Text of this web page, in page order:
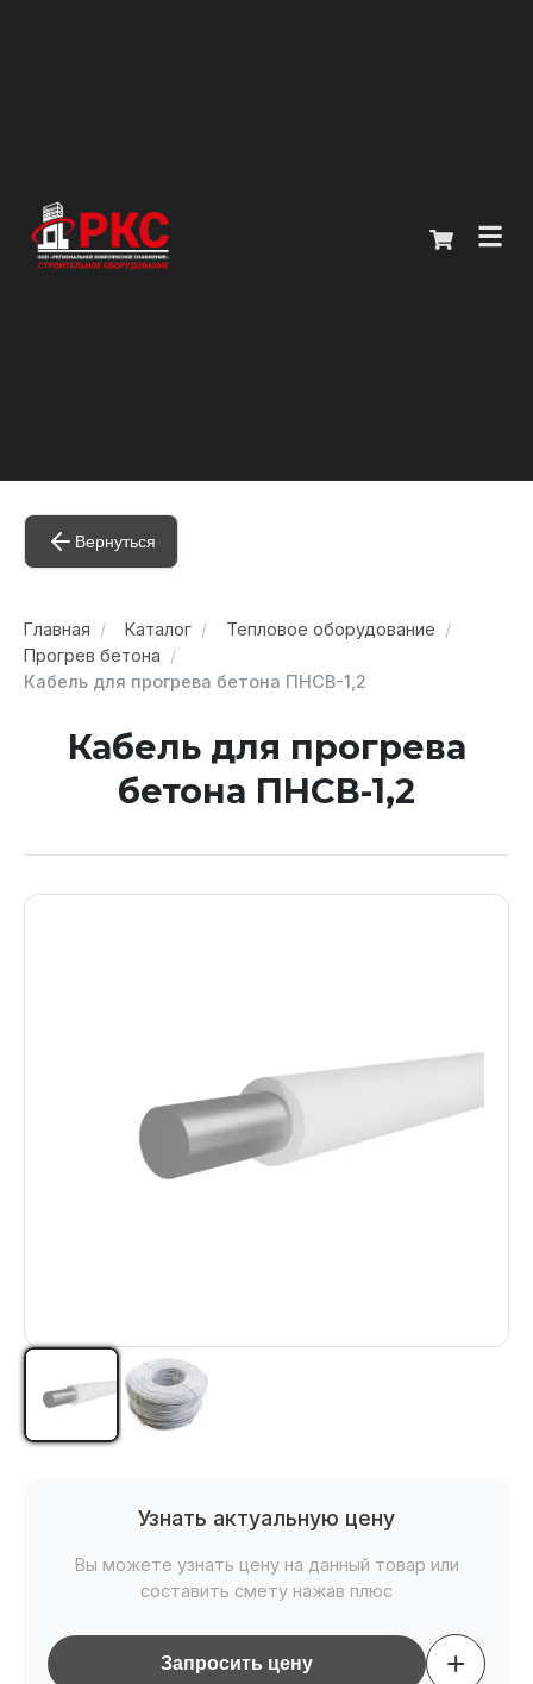
Вернуться
Главная Каталог
Тепловое оборудование
Прогрев бетона
Кабель для прогрева бетона ПНСВ-1,2
Кабель для прогрева
бетона ПНСВ-1,2
Узнать актуальную цену
Вы можете узнать цену на данный товар или
составить смету нажав плюс
Запросить цену +